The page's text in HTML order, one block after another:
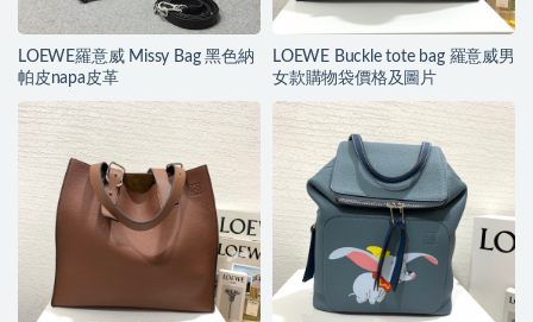
LOEWE羅意威 Missy Bag 黑色納
帕皮napa皮革
LOEWE Buckle tote bag 羅意威男
女款購物袋價格及圖片